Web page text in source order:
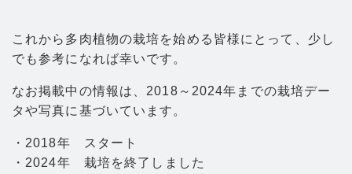
これから多肉植物の栽培を始める皆様にとって、少し
でも参考になれば幸いです。
なお掲載中の情報は、2018～2024年までの栽培デー
タや写真に基づいています。
・2018年 スタート
・2024年 栽培を終了しました